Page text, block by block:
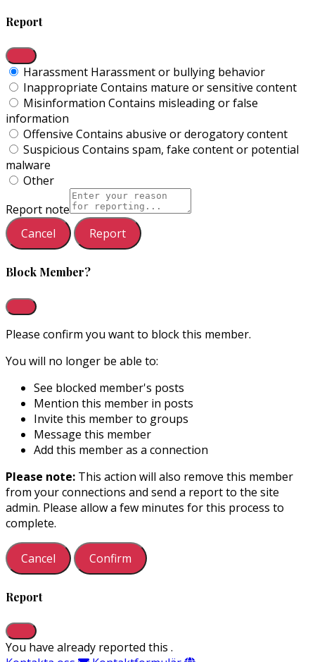
Report
Harassment Harassment or bullying behavior
Inappropriate Contains mature or sensitive content
Misinformation Contains misleading or false
information
Offensive Contains abusive or derogatory content
Suspicious Contains spam, fake content or potential
malware
Other
Report note
Report
Block Member?
Please confirm you want to block this member.
You will no longer be able to:
See blocked member's posts
Mention this member in posts
Invite this member to groups
Message this member
Add this member as a connection
Please note: This action will also remove this member
from your connections and send a report to the site
admin. Please allow a few minutes for this process to
complete.
Confirm
Report
You have already reported this .